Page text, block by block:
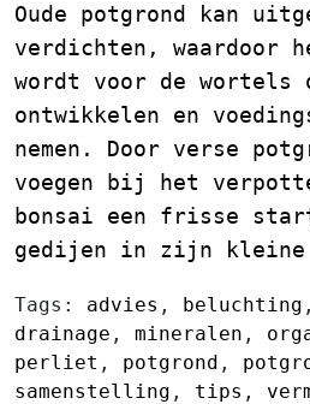
Oude potgrond kan
verdichten, waardoor
wordt voor de wortels
ontwikkelen en
nemen. Door verse
voegen bij het
bonsai een frisse
gedijen in zijn kleine
Tags: advies , beluchting
drainage , mineralen ,
perliet , potgrond ,
samenstelling , tips ,